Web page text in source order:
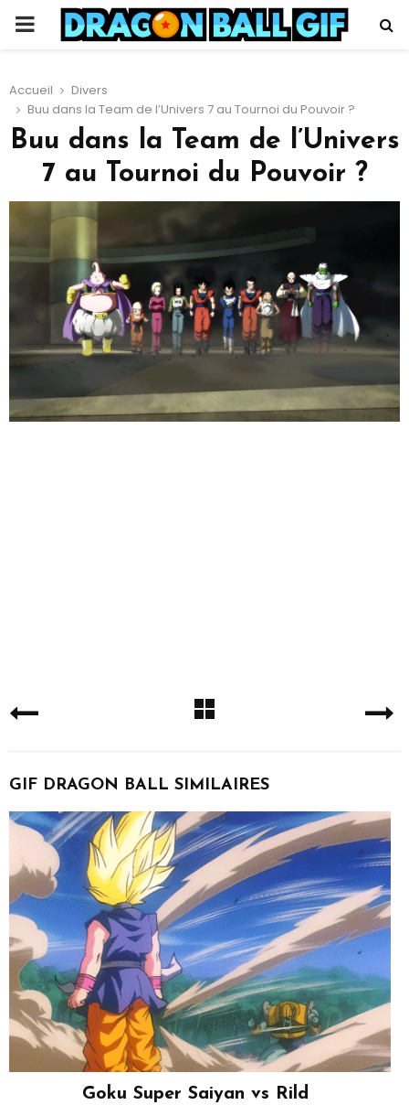
PRIMARY
Accueil
Divers
Buu dans la Team de l’Univers 7 au Tournoi du Pouvoir ?
Buu dans la Team de l’Univers
7 au Tournoi du Pouvoir ?
GIF DRAGON BALL SIMILAIRES
Goku Super Saiyan vs Rild